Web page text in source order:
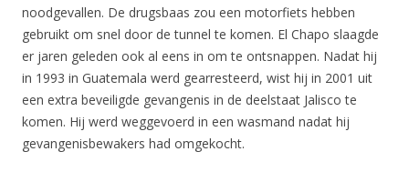
noodgevallen. De drugsbaas zou een motorfiets hebben
gebruikt om snel door de tunnel te komen. El Chapo slaagde
er jaren geleden ook al eens in om te ontsnappen. Nadat hij
in 1993 in Guatemala werd gearresteerd, wist hij in 2001 uit
een extra beveiligde gevangenis in de deelstaat Jalisco te
komen. Hij werd weggevoerd in een wasmand nadat hij
gevangenisbewakers had omgekocht.